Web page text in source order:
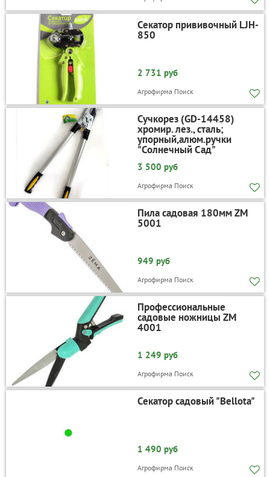
Секатор прививочный LJH-
850
2 731 руб
Агрофирма Поиск
Сучкорез (GD-14458)
хромир. лез., сталь;
упорный,алюм.ручки
"Солнечный Сад"
3 500 руб
Агрофирма Поиск
Пила садовая 180мм ZM
5001
949 руб
Агрофирма Поиск
Профессиональные
садовые ножницы ZM
4001
1 249 руб
Агрофирма Поиск
Секатор садовый "Bellota"
1 490 руб
Агрофирма Поиск